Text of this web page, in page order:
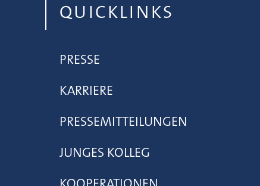
QUICKLINKS
PRESSE
KARRIERE
PRESSEMITTEILUNGEN
JUNGES KOLLEG